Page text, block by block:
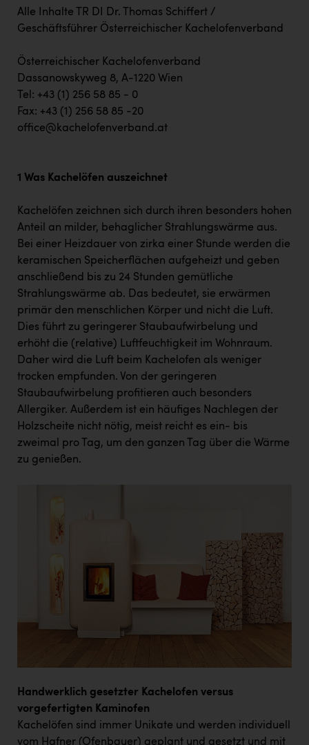
Alle Inhalte TR DI Dr. Thomas Schiffert /
Geschäftsführer Österreichischer Kachelofenverband
Österreichischer Kachelofenverband
Dassanowskyweg 8, A-1220 Wien
Tel: +43 (1) 256 58 85 - 0
Fax: +43 (1) 256 58 85 -20
office@kachelofenverband.at
1 Was Kachelöfen auszeichnet
Kachelöfen zeichnen sich durch ihren besonders hohen
Anteil an milder, behaglicher Strahlungswärme aus.
Bei einer Heizdauer von zirka einer Stunde werden die
keramischen Speicherflächen aufgeheizt und geben
anschließend bis zu 24 Stunden gemütliche
Strahlungswärme ab. Das bedeutet, sie erwärmen
primär den menschlichen Körper und nicht die Luft.
Dies führt zu geringerer Staubaufwirbelung und
erhöht die (relative) Luftfeuchtigkeit im Wohnraum.
Daher wird die Luft beim Kachelofen als weniger
trocken empfunden. Von der geringeren
Staubaufwirbelung profitieren auch besonders
Allergiker. Außerdem ist ein häufiges Nachlegen der
Holzscheite nicht nötig, meist reicht es ein- bis
zweimal pro Tag, um den ganzen Tag über die Wärme
zu genießen.
Handwerklich gesetzter Kachelofen versus
vorgefertigten Kaminofen
Kachelöfen sind immer Unikate und werden individuell
vom Hafner (Ofenbauer) geplant und gesetzt und mit